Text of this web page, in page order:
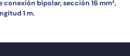
conexión bipolar, sección 16 mm²,
1 m.